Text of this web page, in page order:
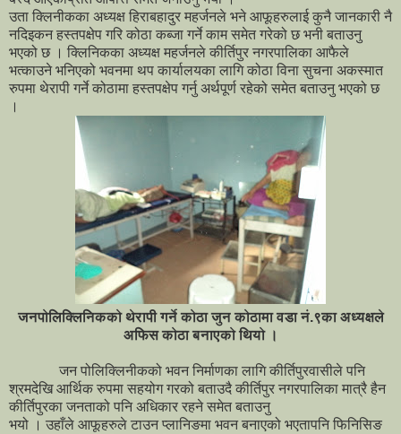
उता क्लिनीकका अध्यक्ष हिराबहादुर महर्जनले भने आफूहरुलाई कुनै जानकारी नै
नदिइकन हस्तपक्षेप गरि कोठा कब्जा गर्ने काम समेत गरेको छ भनी बताउनु
भएको छ । क्लिनिकका अध्यक्ष महर्जनले कीर्तिपुर नगरपालिका आफैले
भत्काउने भनिएको भवनमा थप कार्यालयका लागि कोठा विना सुचना अकस्मात
रुपमा थेरापी गर्ने कोठामा हस्तपक्षेप गर्नु अर्थपूर्ण रहेको समेत बताउनु भएको छ
।
जनपोलिक्लिनिकको थेरापी गर्ने कोठा जुन कोठामा वडा नं.९का अध्यक्षले
अफिस कोठा बनाएको थियो ।
जन पोलिक्लिनीकको भवन निर्माणका लागि कीर्तिपुरवासीले पनि
श्रमदेखि आर्थिक रुपमा सहयोग गरको बताउदै कीर्तिपुर नगरपालिका मात्रै हैन
कीर्तिपुरका जनताको पनि अधिकार रहने समेत बताउनु
भयो । उहाँले आफूहरुले टाउन प्लानिङमा भवन बनाएको भएतापनि फिनिसिङ